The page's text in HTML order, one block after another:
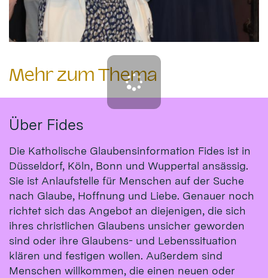
Mehr zum Thema
Über Fides
Die Katholische Glaubensinformation Fides ist in
Düsseldorf, Köln, Bonn und Wuppertal ansässig.
Sie ist Anlaufstelle für Menschen auf der Suche
nach Glaube, Hoffnung und Liebe. Genauer noch
richtet sich das Angebot an diejenigen, die sich
ihres christlichen Glaubens unsicher geworden
sind oder ihre Glaubens- und Lebenssituation
klären und festigen wollen. Außerdem sind
Menschen willkommen, die einen neuen oder